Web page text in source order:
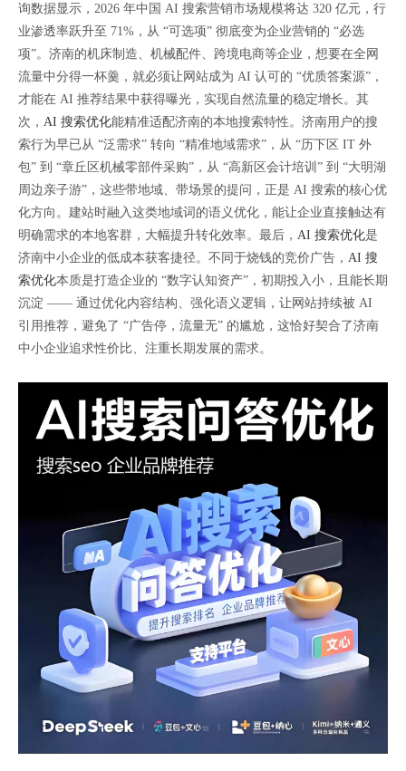
询数据显示，2026 年中国 AI 搜索营销市场规模将达 320 亿元，行
业渗透率跃升至 71%，从 “可选项” 彻底变为企业营销的 “必选
项”。济南的机床制造、机械配件、跨境电商等企业，想要在全网
流量中分得一杯羹，就必须让网站成为 AI 认可的 “优质答案源”，
才能在 AI 推荐结果中获得曝光，实现自然流量的稳定增长。其
次， AI 搜索优化能精准适配济南的本地搜索特性。济南用户的搜
索行为早已从 “泛需求” 转向 “精准地域需求”，从 “历下区 IT 外
包” 到 “章丘区机械零部件采购”，从 “高新区会计培训” 到 “大明湖
周边亲子游”，这些带地域、带场景的提问，正是 AI 搜索的核心优
化方向。建站时融入这类地域词的语义优化，能让企业直接触达有
明确需求的本地客群，大幅提升转化效率。最后， AI 搜索优化是
济南中小企业的低成本获客捷径。不同于烧钱的竞价广告， AI 搜
索优化本质是打造企业的 “数字认知资产”，初期投入小，且能长期
沉淀 —— 通过优化内容结构、强化语义逻辑，让网站持续被 AI
引用推荐，避免了 “广告停，流量无” 的尴尬，这恰好契合了济南
中小企业追求性价比、注重长期发展的需求。